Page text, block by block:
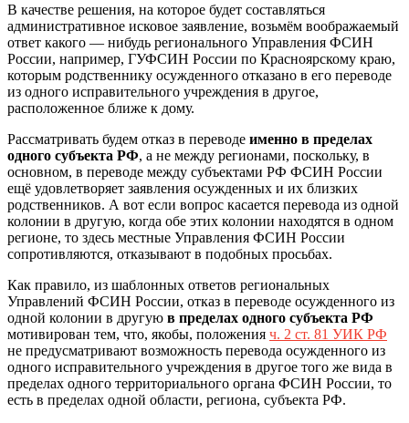
В качестве решения, на которое будет составляться
административное исковое заявление, возьмём воображаемый
ответ какого — нибудь регионального Управления ФСИН
России, например, ГУФСИН России по Красноярскому краю,
которым родственнику осужденного отказано в его переводе
из одного исправительного учреждения в другое,
расположенное ближе к дому.
Рассматривать будем отказ в переводе именно в пределах
одного субъекта РФ, а не между регионами, поскольку, в
основном, в переводе между субъектами РФ ФСИН России
ещё удовлетворяет заявления осужденных и их близких
родственников. А вот если вопрос касается перевода из одной
колонии в другую, когда обе этих колонии находятся в одном
регионе, то здесь местные Управления ФСИН России
сопротивляются, отказывают в подобных просьбах.
Как правило, из шаблонных ответов региональных
Управлений ФСИН России, отказ в переводе осужденного из
одной колонии в другую в пределах одного субъекта РФ
мотивирован тем, что, якобы, положения ч. 2 ст. 81 УИК РФ
не предусматривают возможность перевода осужденного из
одного исправительного учреждения в другое того же вида в
пределах одного территориального органа ФСИН России, то
есть в пределах одной области, региона, субъекта РФ.